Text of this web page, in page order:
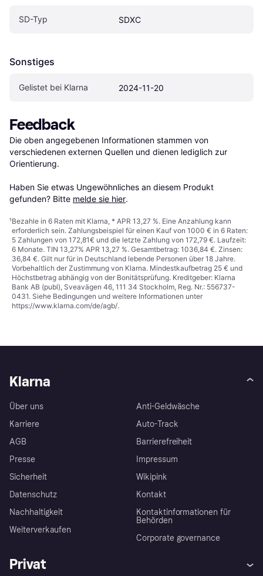
SD-Typ SDXC
Sonstiges
Gelistet bei Klarna 2024-11-20
Feedback
Die oben angegebenen Informationen stammen von
verschiedenen externen Quellen und dienen lediglich zur
Orientierung.
Haben Sie etwas Ungewöhnliches an diesem Produkt
gefunden? Bitte melde sie hier.
¹Bezahle in 6 Raten mit Klarna, * APR 13,27 %. Eine Anzahlung kann
erforderlich sein. Zahlungsbeispiel für einen Kauf von 1000 € in 6 Raten:
5 Zahlungen von 172,81€ und die letzte Zahlung von 172,79 €. Laufzeit:
6 Monate. TIN 13,27% APR 13,27 %. Gesamtbetrag: 1036,84 €. Zinsen:
36,84 €. Gilt nur für in Deutschland lebende Personen über 18 Jahre.
Vorbehaltlich der Zustimmung von Klarna. Mindestkaufbetrag 25 € und
Höchstbetrag abhängig von der Bonitätsprüfung. Kreditgeber: Klarna
Bank AB (publ), Sveavägen 46, 111 34 Stockholm, Reg. Nr.: 556737-
0431. Siehe Bedingungen und weitere Informationen unter
https://www.klarna.com/de/agb/.
Klarna
Über uns
Karriere
AGB
Presse
Sicherheit
Datenschutz
Nachhaltigkeit
Weiterverkaufen
Anti-Geldwäsche
Auto-Track
Barrierefreiheit
Impressum
Wikipink
Kontakt
Kontaktinformationen für
Behörden
Corporate governance
Privat